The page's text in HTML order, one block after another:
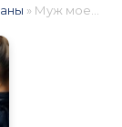
» Муж моей подруги